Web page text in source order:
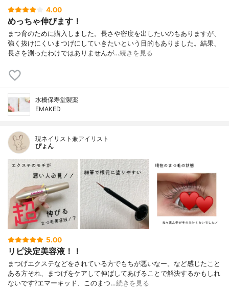
4.00
めっちゃ伸びます！
まつ育のために購入しました。長さや密度を出したいのもありますが、
強く抜けにくいまつげにしていきたいという目的もありました。結果、
長さを測ったわけではありませんが…続きを見る
水橋保寿堂製薬
EMAKED
現ネイリスト兼アイリスト
ぴょん
5.00
リピ決定美容液！！
まつげエクステなどをされている方でもちが悪いなー。など感じたこと
ある方それ、まつげをケアして伸ばしてあげることで解決するかもしれ
ないです?エマーキッド、このまつ…続きを見る